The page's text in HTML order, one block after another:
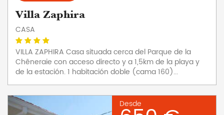
Villa Zaphira
CASA
VILLA ZAPHIRA Casa situada cerca del Parque de la
Chêneraie con acceso directo y a 1,5km de la playa y
de la estación. 1 habitación doble (cama 160)...
Desde